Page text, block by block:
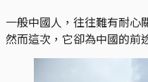
一般中國人，往往難有耐心
然而這次，它卻為中國的前